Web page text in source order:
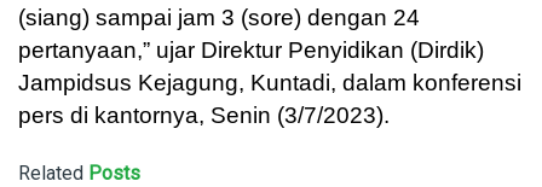
(siang) sampai jam 3 (sore) dengan 24
pertanyaan,” ujar Direktur Penyidikan (Dirdik)
Jampidsus Kejagung, Kuntadi, dalam konferensi
pers di kantornya, Senin (3/7/2023).
Related Posts